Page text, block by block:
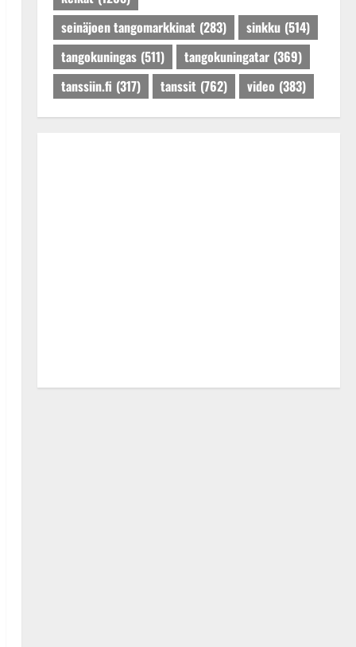
seinäjoen tangomarkkinat (283) sinkku (514)
tangokuningas (511) tangokuningatar (369)
tanssiin.fi (317) tanssit (762) video (383)